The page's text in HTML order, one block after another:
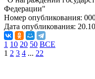
Федерации"
Номер опубликования:
Дата опубликования:
1 10 20 50 ВСЕ
1 2 3 4 ... 22